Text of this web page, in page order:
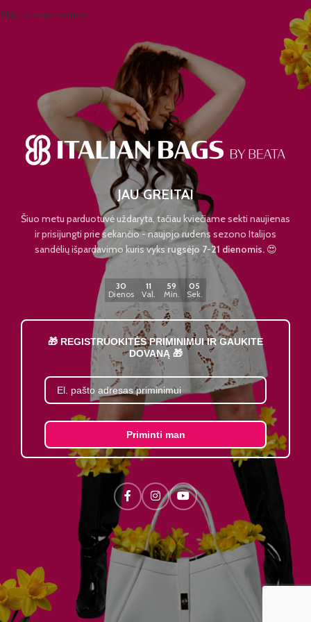
Skip to main content
JAU GREITAI
Šiuo metu parduotuvė uždaryta, tačiau kviečiame sekti naujienas
ir prisijungti prie sekančio - naujojo rudens sezono Italijos
sandėlių išpardavimo kuris vyks rugsėjo 7-21 dienomis.😍
30
Dienos
11
Val.
59
Min.
05
Sek.
🎁 REGISTRUOKITĖS PRIMINIMUI IR GAUKITE
DOVANĄ 🎁
Priminti man